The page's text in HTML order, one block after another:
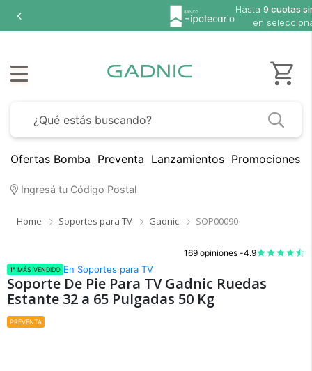
Hasta 9 cuotas
en
Ofertas Bomba Preventa Lanzamientos Promociones
Ingresá tu Código Postal
Home Soportes para TV Gadnic SOP00090
169 opiniones -4.9
1° MÁS VENDIDO En Soportes para TV
Soporte De Pie Para TV Gadnic Ruedas
Estante 32 a 65 Pulgadas 50 Kg
PREVENTA